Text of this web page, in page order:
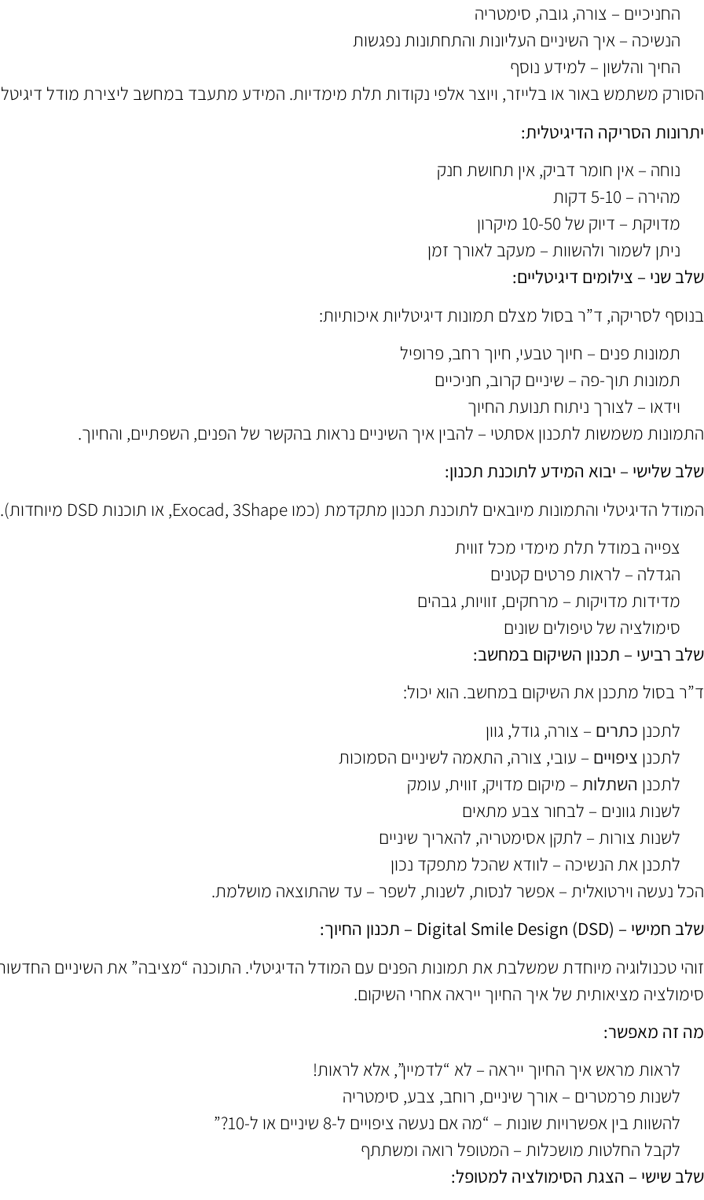
החניכיים – צורה, גובה, סימטריה
הנשיכה – איך השיניים העליונות והתחתונות נפגשות
החיך והלשון – למידע נוסף
הסורק משתמש באור או בלייזר, ויוצר אלפי נקודות תלת מימדיות. המידע מתעבד במחשב ליצירת מודל
יתרונות הסריקה הדיגיטלית:
נוחה – אין חומר דביק, אין תחושת חנק
מהירה – 5-10 דקות
מדויקת – דיוק של 10-50 מיקרון
ניתן לשמור ולהשוות – מעקב לאורך זמן
שלב שני – צילומים דיגיטליים:
בנוסף לסריקה, ד”ר בסול מצלם תמונות דיגיטליות איכותיות:
תמונות פנים – חיוך טבעי, חיוך רחב, פרופיל
תמונות תוך-פה – שיניים קרוב, חניכיים
וידאו – לצורך ניתוח תנועת החיוך
התמונות משמשות לתכנון אסתטי – להבין איך השיניים נראות בהקשר של הפנים, השפתיים, והחיוך.
שלב שלישי – יבוא המידע לתוכנת תכנון:
המודל הדיגיטלי והתמונות מיובאים לתוכנת תכנון מתקדמת (כמו Exocad, 3Shape, או תוכנות DSD מיוחדות). התוכנה מאפשרת:
צפייה במודל תלת מימדי מכל זווית
הגדלה – לראות פרטים קטנים
מדידות מדויקות – מרחקים, זוויות, גבהים
סימולציה של טיפולים שונים
שלב רביעי – תכנון השיקום במחשב:
ד”ר בסול מתכנן את השיקום במחשב. הוא יכול:
לתכנן כתרים – צורה, גודל, גוון
לתכנן ציפויים – עובי, צורה, התאמה לשיניים הסמוכות
לתכנן השתלות – מיקום מדויק, זווית, עומק
לשנות גוונים – לבחור צבע מתאים
לשנות צורות – לתקן אסימטריה, להאריך שיניים
לתכנן את הנשיכה – לוודא שהכל מתפקד נכון
הכל נעשה וירטואלית – אפשר לנסות, לשנות, לשפר – עד שהתוצאה מושלמת.
שלב חמישי – Digital Smile Design (DSD) – תכנון החיוך:
זוהי טכנולוגיה מיוחדת שמשלבת את תמונות הפנים עם המודל הדיגיטלי. התוכנה “מציבה” את השיניים
סימולציה מציאותית של איך החיוך ייראה אחרי השיקום.
מה זה מאפשר:
לראות מראש איך החיוך ייראה – לא “לדמיין”, אלא לראות!
לשנות פרמטרים – אורך שיניים, רוחב, צבע, סימטריה
להשוות בין אפשרויות שונות – “מה אם נעשה ציפויים ל-8 שיניים או ל-10?”
לקבל החלטות מושכלות – המטופל רואה ומשתתף
שלב שישי – הצגת הסימולציה למטופל: